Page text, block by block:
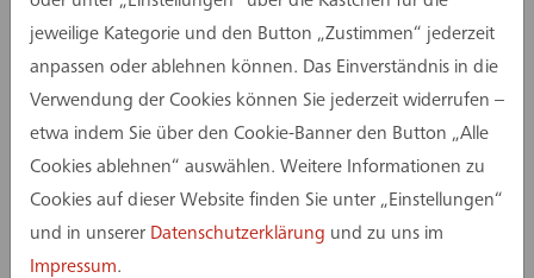
jeweilige Kategorie und den Button „Zustimmen“ jederzeit
anpassen oder ablehnen können. Das Einverständnis in die
Verwendung der Cookies können Sie jederzeit widerrufen –
etwa indem Sie über den Cookie-Banner den Button „Alle
Cookies ablehnen“ auswählen. Weitere Informationen zu
Cookies auf dieser Website finden Sie unter „Einstellungen“
und in unserer Datenschutzerklärung und zu uns im
Impressum.